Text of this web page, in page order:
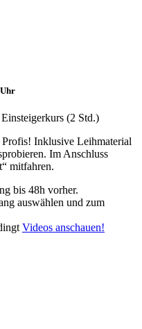
(2 Std.)
Inklusive Leihmaterial
Im Anschluss
mitfahren.
bis 48h vorher.
auswählen und zum
Videos anschauen!